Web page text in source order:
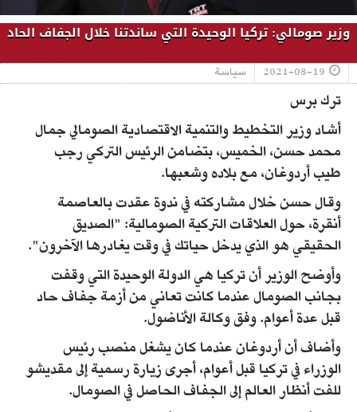
وزير صومالي: تركيا الوحيدة التي ساندتنا خلال الجفاف الحاد
2021-08-19 سياسة
ترك برس
أشاد وزير التخطيط والتنمية الاقتصادية الصومالي جمال
محمد حسن، الخميس، بتضامن الرئيس التركي رجب
طيب أردوغان، مع بلاده وشعبها.
وقال حسن خلال مشاركته في ندوة عقدت بالعاصمة
أنقرة، حول العلاقات التركية الصومالية: "الصديق
الحقيقي هو الذي يدخل حياتك في وقت يغادرها الآخرون".
وأوضح الوزير أن تركيا هي الدولة الوحيدة التي وقفت
بجانب الصومال عندما كانت تعاني من أزمة جفاف حاد
قبل عدة أعوام. وفق وكالة الأناضول.
وأضاف أن أردوغان عندما كان يشغل منصب رئيس
الوزراء في تركيا قبل أعوام، أجرى زيارة رسمية إلى مقديشو
للفت أنظار العالم إلى الجفاف الحاصل في الصومال.